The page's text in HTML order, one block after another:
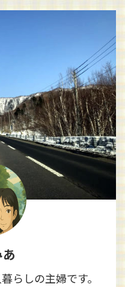
らしの主婦です。